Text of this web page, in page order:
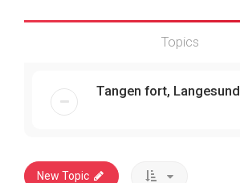
Topics
Tangen fort, Langesund
New Topic